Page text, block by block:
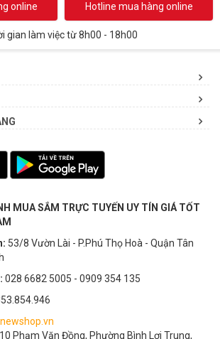
online Hotline mua hàng online
gian làm việc từ 8h00 - 18h00
MUA SẮM TRỰC TUYẾN UY TÍN GIÁ TỐT
53/8 Vườn Lài - P.Phú Thọ Hoà - Quận Tân
028 6682 5005 - 0909 354 135
Phạm Văn Đồng, Phường Bình Lợi Trung,